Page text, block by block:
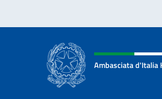
Ambasciata d'Italia